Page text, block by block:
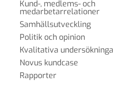
Kund-, medlems- och
medarbetarrelationer
Samhällsutveckling
Politik och opinion
Kvalitativa
Novus kundcase
Rapporter